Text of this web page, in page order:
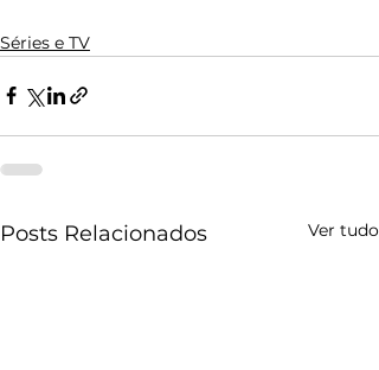
Séries e TV
Posts Relacionados Ver tudo